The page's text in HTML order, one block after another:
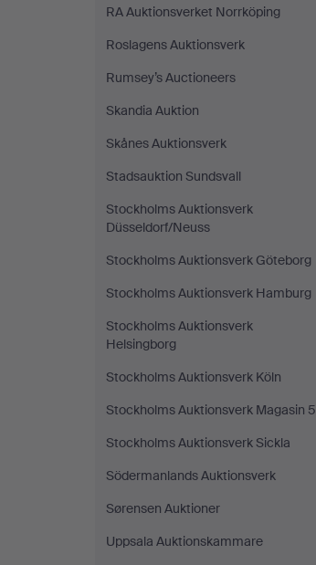
RA Auktionsverket Norrköping
Roslagens Auktionsverk
Rumsey’s Auctioneers
Skandia Auktion
Skånes Auktionsverk
Stadsauktion Sundsvall
Stockholms Auktionsverk
Düsseldorf/Neuss
Stockholms Auktionsverk Göteborg
Stockholms Auktionsverk Hamburg
Stockholms Auktionsverk
Helsingborg
Stockholms Auktionsverk Köln
Stockholms Auktionsverk Magasin 5
Stockholms Auktionsverk Sickla
Södermanlands Auktionsverk
Sørensen Auktioner
Uppsala Auktionskammare